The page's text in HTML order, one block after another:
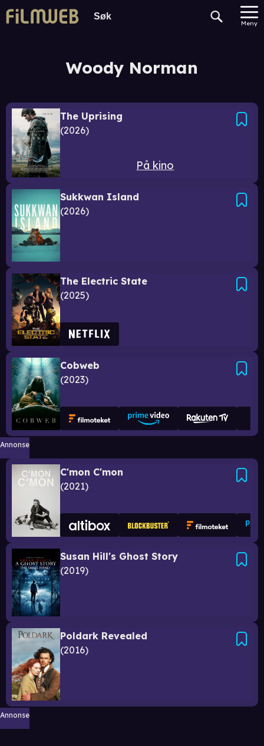
Meny
Woody Norman
The Uprising
2026
På kino
Sukkwan Island
2026
The Electric State
2025
Cobweb
2023
Annonse
C'mon C'mon
2021
Susan Hill's Ghost Story
2019
Poldark Revealed
2016
Annonse